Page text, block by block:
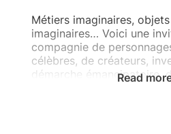
Métiers imaginaires,
imaginaires… Voici une
compagnie de
célèbres, de créateurs,
démarche émancipatoire,
Read